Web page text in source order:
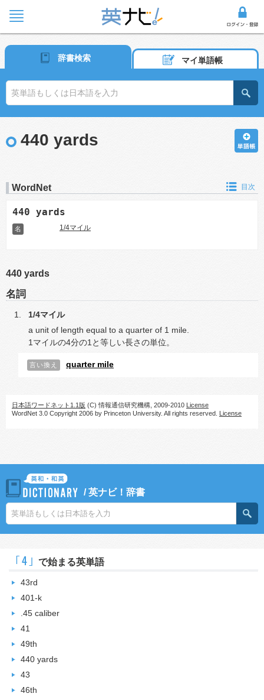
辞書検索 マイ単語帳
440 yards
WordNet 目次
440 yards
名 1/4マイル
440 yards
名詞
1/4マイル
a unit of length equal to a quarter of 1 mile.
1マイルの4分の1と等しい長さの単位。
言い換え quarter mile
日本語ワードネット1.1版 (C) 情報通信研究機構, 2009-2010 License
WordNet 3.0 Copyright 2006 by Princeton University. All rights reserved. License
/英ナビ！辞書
｢4｣ で始まる英単語
43rd
401-k
.45 caliber
41
49th
440 yards
43
46th